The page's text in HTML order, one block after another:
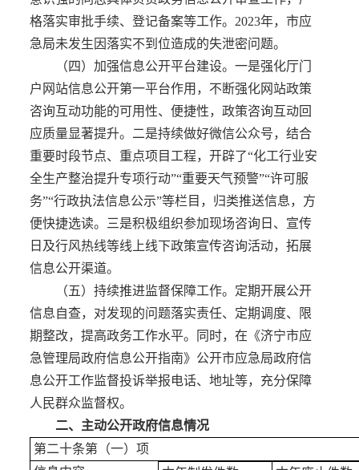
格落实审批手续、登记备案等工作。2023年，市应
急局未发生因落实不到位造成的失泄密问题。
（四）加强信息公开平台建设。一是强化厅门
户网站信息公开第一平台作用，不断强化网站政策
咨询互动功能的可用性、便捷性，政策咨询互动回
应质量显著提升。二是持续做好微信公众号，结合
重要时段节点、重点项目工程，开辟了“化工行业安
全生产整治提升专项行动”“重要天气预警”“许可服
务”“行政执法信息公示”等栏目，归类推送信息，方
便快捷选读。三是积极组织参加现场咨询日、宣传
日及行风热线等线上线下政策宣传咨询活动，拓展
信息公开渠道。
（五）持续推进监督保障工作。定期开展公开
信息自查，对发现的问题落实责任、定期调度、限
期整改，提高政务工作水平。同时，在《济宁市应
急管理局政府信息公开指南》公开市应急局政府信
息公开工作监督投诉举报电话、地址等，充分保障
人民群众监督权。
二、主动公开政府信息情况
第二十条第（一）项